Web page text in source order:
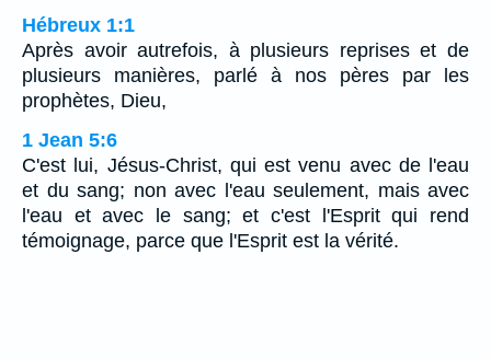
Hébreux 1:1
Après avoir autrefois, à plusieurs reprises et de
plusieurs manières, parlé à nos pères par les
prophètes, Dieu,
1 Jean 5:6
C'est lui, Jésus-Christ, qui est venu avec de l'eau
et du sang; non avec l'eau seulement, mais avec
l'eau et avec le sang; et c'est l'Esprit qui rend
témoignage, parce que l'Esprit est la vérité.